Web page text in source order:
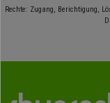
Rechte: Zugang, Berichtigung,